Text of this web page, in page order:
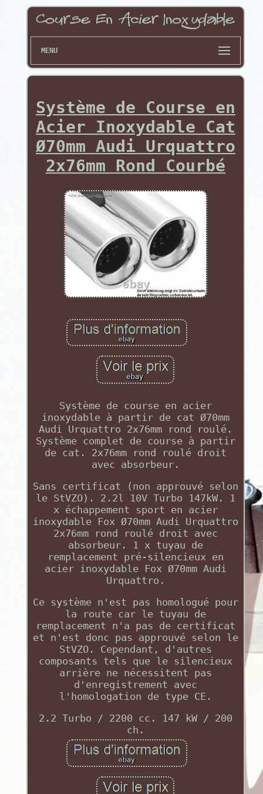
MENU
Système de Course en
Acier Inoxydable Cat
Ø70mm Audi Urquattro
2x76mm Rond Courbé
Système de course en acier
inoxydable à partir de cat Ø70mm
Audi Urquattro 2x76mm rond roulé.
Système complet de course à partir
de cat. 2x76mm rond roulé droit
avec absorbeur.
Sans certificat (non approuvé selon
le StVZO). 2.2l 10V Turbo 147kW. 1
x échappement sport en acier
inoxydable Fox Ø70mm Audi Urquattro
2x76mm rond roulé droit avec
absorbeur. 1 x tuyau de
remplacement pré-silencieux en
acier inoxydable Fox Ø70mm Audi
Urquattro.
Ce système n'est pas homologué pour
la route car le tuyau de
remplacement n'a pas de certificat
et n'est donc pas approuvé selon le
StVZO. Cependant, d'autres
composants tels que le silencieux
arrière ne nécessitent pas
d'enregistrement avec
l'homologation de type CE.
2.2 Turbo / 2200 cc. 147 kW / 200
ch.